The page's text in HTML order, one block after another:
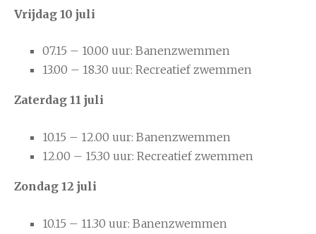
Vrijdag 10 juli
07.15 – 10.00 uur: Banenzwemmen
13.00 – 18.30 uur: Recreatief zwemmen
Zaterdag 11 juli
10.15 – 12.00 uur: Banenzwemmen
12.00 – 15.30 uur: Recreatief zwemmen
Zondag 12 juli
10.15 – 11.30 uur: Banenzwemmen